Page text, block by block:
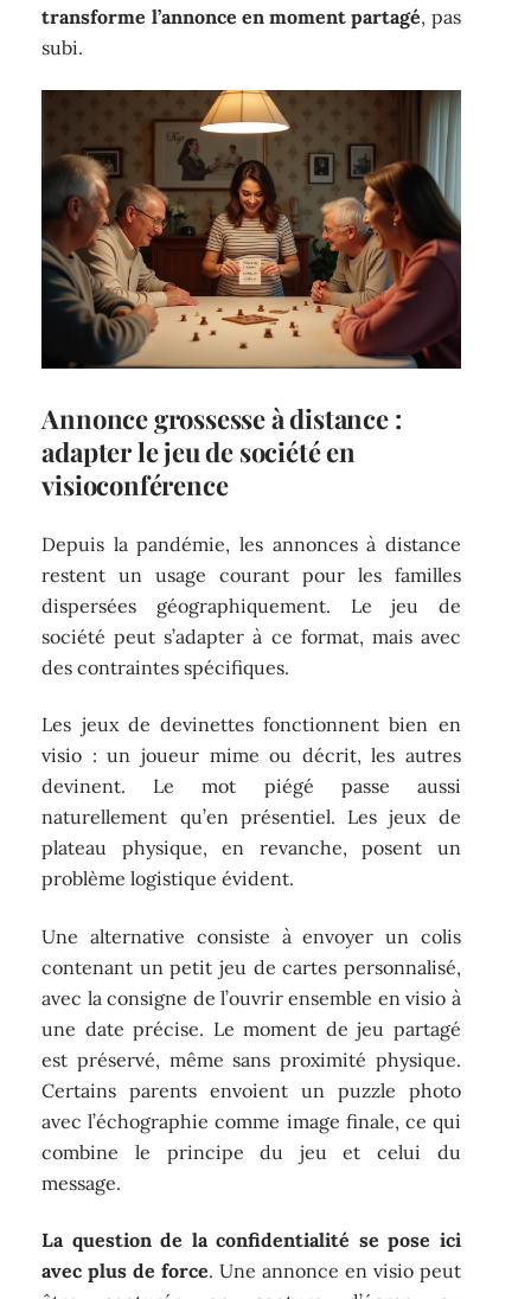
transforme l’annonce en moment partagé, pas
subi.
Annonce grossesse à distance :
adapter le jeu de société en
visioconférence
Depuis la pandémie, les annonces à distance
restent un usage courant pour les familles
dispersées géographiquement. Le jeu de
société peut s’adapter à ce format, mais avec
des contraintes spécifiques.
Les jeux de devinettes fonctionnent bien en
visio : un joueur mime ou décrit, les autres
devinent. Le mot piégé passe aussi
naturellement qu’en présentiel. Les jeux de
plateau physique, en revanche, posent un
problème logistique évident.
Une alternative consiste à envoyer un colis
contenant un petit jeu de cartes personnalisé,
avec la consigne de l’ouvrir ensemble en visio à
une date précise. Le moment de jeu partagé
est préservé, même sans proximité physique.
Certains parents envoient un puzzle photo
avec l’échographie comme image finale, ce qui
combine le principe du jeu et celui du
message.
La question de la confidentialité se pose ici
avec plus de force. Une annonce en visio peut